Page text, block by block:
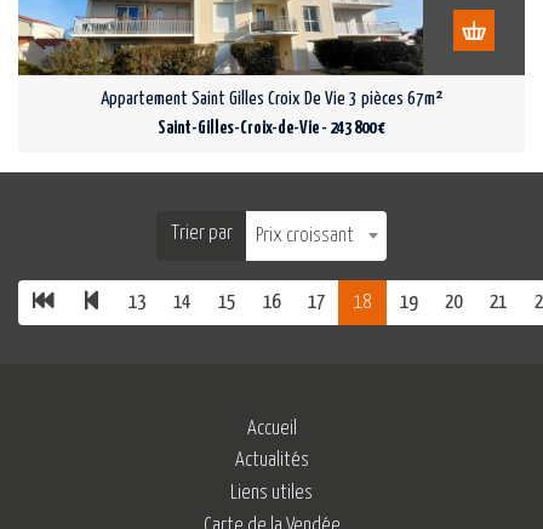
Appartement Saint Gilles Croix De Vie 3 pièces 67m²
Saint-Gilles-Croix-de-Vie - 243 800 €
Trier par Prix croissant
13 14 15 16 17 18 19 20 21
Accueil
Actualités
Liens utiles